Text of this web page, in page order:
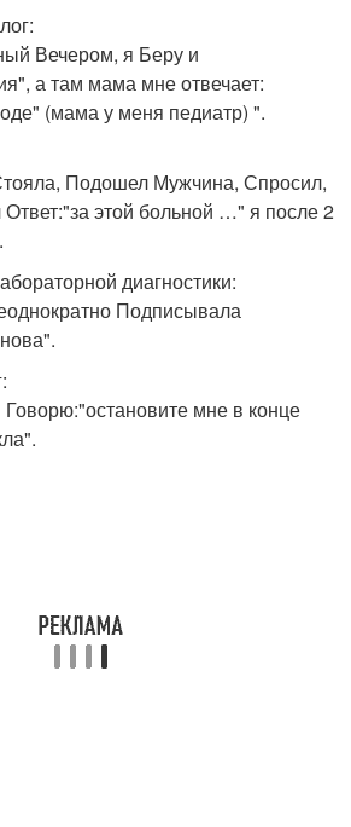
Вечером, я Беру и
а там мама мне отвечает:
(мама у меня педиатр) ".
Подошел Мужчина, Спросил,
этой больной …" я после 2
диагностики:
Подписывала
мне в конце